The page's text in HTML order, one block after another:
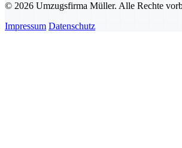
© 2026 Umzugsfirma Müller. Alle Rechte
Impressum Datenschutz